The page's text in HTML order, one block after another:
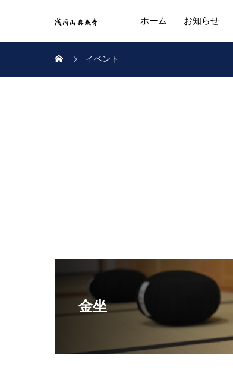
ホーム お知らせ
イベント
金坐